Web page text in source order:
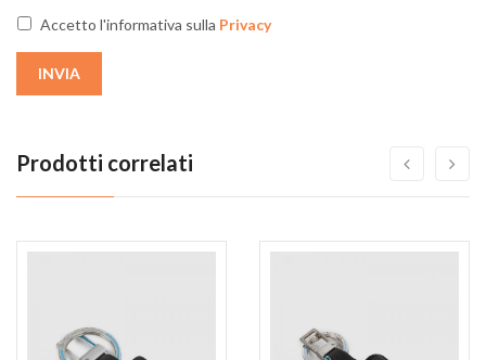
Accetto l'informativa sulla Privacy
INVIA
Prodotti correlati